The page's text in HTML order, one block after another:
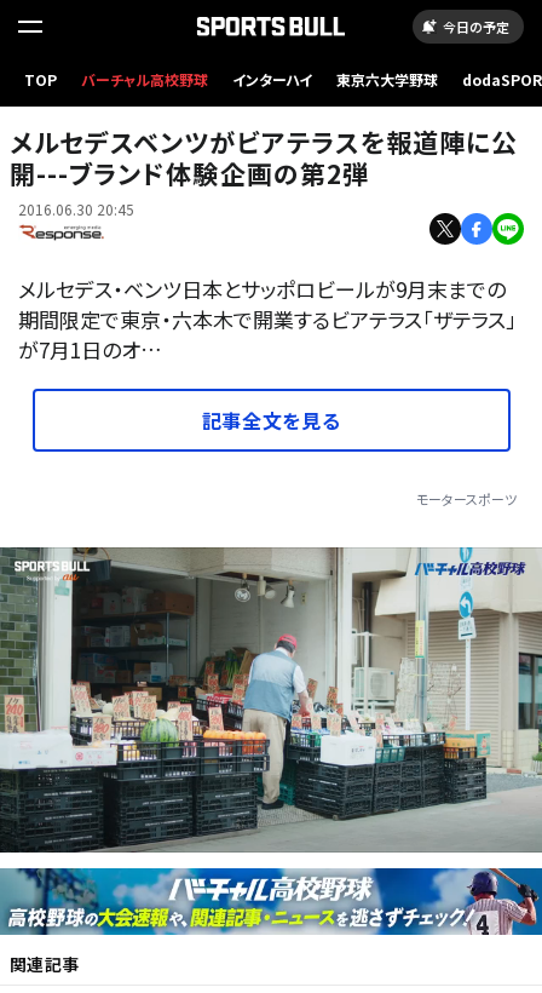
今日の予定
TOP バーチャル高校野球 インターハイ 東京六大学野球
期間限定ビアテラス ザテラス《撮影 小松哲也》
メルセデスベンツがビアテラスを報道陣に公
開---ブランド体験企画の第2弾
2016.06.30 20:45
メルセデス・ベンツ日本とサッポロビールが9月末までの
期間限定で東京・六本木で開業するビアテラス「ザテラス」
が7月1日のオ…
記事全文を見る
モータースポーツ
関連記事